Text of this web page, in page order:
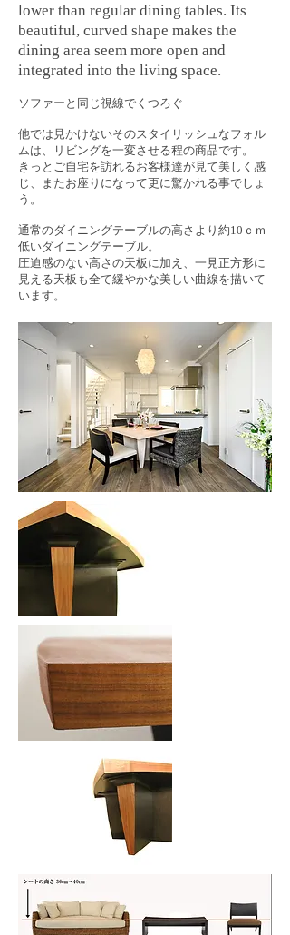
lower than regular dining tables. Its
beautiful, curved shape makes the
dining area seem more open and
integrated into the living space.
ソファーと同じ視線でくつろぐ
他では見かけないそのスタイリッシュなフォル
ムは、リビングを一変させる程の商品です。
きっとご自宅を訪れるお客様達が見て美しく感
じ、またお座りになって更に驚かれる事でしょ
う。
通常のダイニングテーブルの高さより約10ｃｍ
低いダイニングテーブル。
圧迫感のない高さの天板に加え、一見正方形に
見える天板も全て緩やかな美しい曲線を描いて
います。